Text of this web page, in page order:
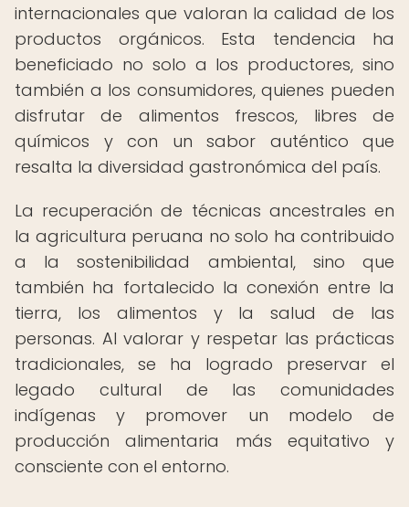
internacionales que valoran la calidad de los
productos orgánicos. Esta tendencia ha
beneficiado no solo a los productores, sino
también a los consumidores, quienes pueden
disfrutar de alimentos frescos, libres de
químicos y con un sabor auténtico que
resalta la diversidad gastronómica del país.
La recuperación de técnicas ancestrales en
la agricultura peruana no solo ha contribuido
a la sostenibilidad ambiental, sino que
también ha fortalecido la conexión entre la
tierra, los alimentos y la salud de las
personas. Al valorar y respetar las prácticas
tradicionales, se ha logrado preservar el
legado cultural de las comunidades
indígenas y promover un modelo de
producción alimentaria más equitativo y
consciente con el entorno.